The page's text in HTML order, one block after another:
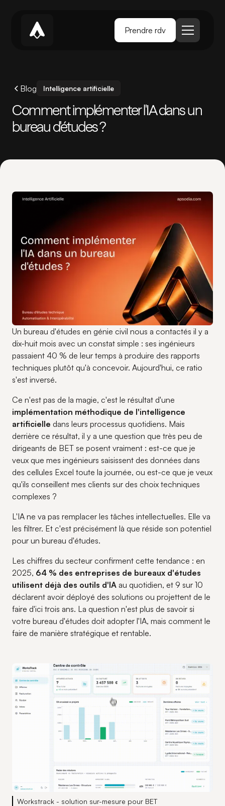
Prendre rdv
Blog Intelligence artificielle
Comment implémenter l'IA dans un
bureau d'études ?
Un bureau d'études en génie civil nous a contactés il y a
dix-huit mois avec un constat simple : ses ingénieurs
passaient 40 % de leur temps à produire des rapports
techniques plutôt qu'à concevoir. Aujourd'hui, ce ratio
s'est inversé.
Ce n'est pas de la magie, c'est le résultat d'une
implémentation méthodique de l'intelligence
artificielle dans leurs processus quotidiens. Mais
derrière ce résultat, il y a une question que très peu de
dirigeants de BET se posent vraiment : est-ce que je
veux que mes ingénieurs saisissent des données dans
des cellules Excel toute la journée, ou est-ce que je veux
qu'ils conseillent mes clients sur des choix techniques
complexes ?
L'IA ne va pas remplacer les tâches intellectuelles. Elle va
les filtrer. Et c'est précisément là que réside son potentiel
pour un bureau d'études.
Les chiffres du secteur confirment cette tendance : en
2025, 64 % des entreprises de bureaux d'études
utilisent déjà des outils d'IA au quotidien, et 9 sur 10
déclarent avoir déployé des solutions ou projettent de le
faire d'ici trois ans. La question n'est plus de savoir si
votre bureau d'études doit adopter l'IA, mais comment le
faire de manière stratégique et rentable.
Workstrack - solution sur-mesure pour BET